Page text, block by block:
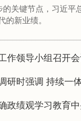
的关键节点，习近
新业绩。
作领导小组召开
研时强调 持续一
政绩观学习教育